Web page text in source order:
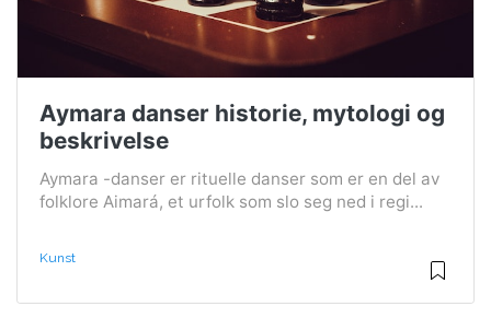
Aymara danser historie, mytologi og
beskrivelse
Aymara -danser er rituelle danser som er en del av
folklore Aimará, et urfolk som slo seg ned i regi...
Kunst